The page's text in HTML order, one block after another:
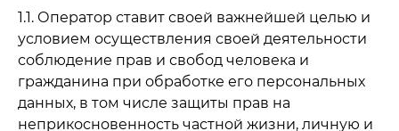
1.1. Оператор ставит своей важнейшей целью и
условием осуществления своей деятельности
соблюдение прав и свобод человека и
гражданина при обработке его персональных
данных, в том числе защиты прав на
неприкосновенность частной жизни, личную и